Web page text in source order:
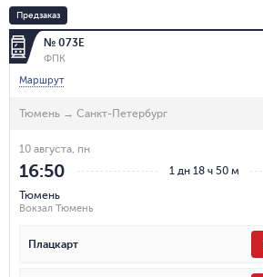
Предзаказ
№ 073Е
ФПК
Маршрут
Тюмень → Санкт-Петербург
1 дн 18 ч 50 м
10 августа, пн
16:50
Тюмень
Вокзал Тюмень
Плацкарт